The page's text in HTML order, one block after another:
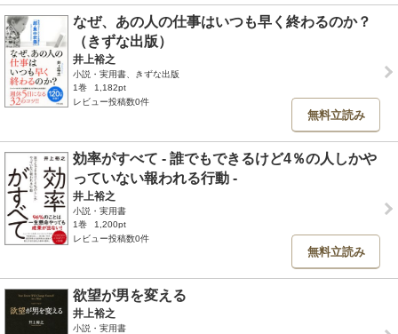
なぜ、あの人の仕事はいつも早く終わるのか？
（きずな出版）
井上裕之
小説・実用書、きずな出版
1巻
1,182pt
レビュー投稿数0件
無料立読み
効率がすべて - 誰でもできるけど4％の人しかや
っていない報われる行動 -
井上裕之
小説・実用書
1巻
1,200pt
レビュー投稿数0件
無料立読み
欲望が男を変える
井上裕之
小説・実用書